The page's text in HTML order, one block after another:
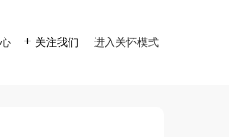
 关注我们 进入关怀模式